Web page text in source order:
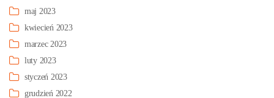
maj 2023
kwiecień 2023
marzec 2023
luty 2023
styczeń 2023
grudzień 2022